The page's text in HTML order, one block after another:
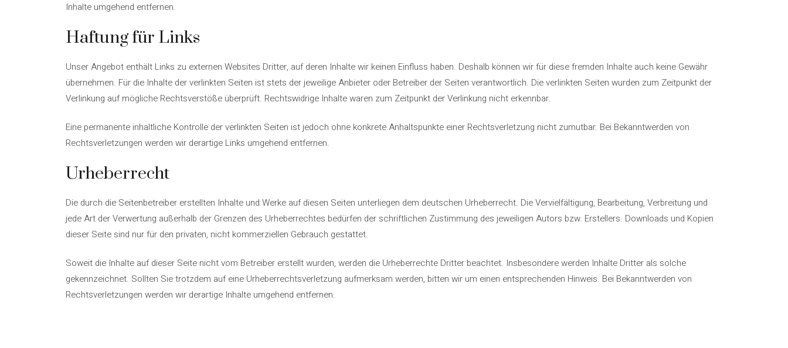
Inhalte umgehend entfernen.
Haftung für Links
Unser Angebot enthält Links zu externen Websites Dritter, auf deren Inhalte wir keinen Einfluss haben. Deshalb können wir für diese fremden Inhalte auch keine Gewähr
übernehmen. Für die Inhalte der verlinkten Seiten ist stets der jeweilige Anbieter oder Betreiber der Seiten verantwortlich. Die verlinkten Seiten wurden zum Zeitpunkt der
Verlinkung auf mögliche Rechtsverstöße überprüft. Rechtswidrige Inhalte waren zum Zeitpunkt der Verlinkung nicht erkennbar.
Eine permanente inhaltliche Kontrolle der verlinkten Seiten ist jedoch ohne konkrete Anhaltspunkte einer Rechtsverletzung nicht zumutbar. Bei Bekanntwerden von
Rechtsverletzungen werden wir derartige Links umgehend entfernen.
Urheberrecht
Die durch die Seitenbetreiber erstellten Inhalte und Werke auf diesen Seiten unterliegen dem deutschen Urheberrecht. Die Vervielfältigung, Bearbeitung, Verbreitung und
jede Art der Verwertung außerhalb der Grenzen des Urheberrechtes bedürfen der schriftlichen Zustimmung des jeweiligen Autors bzw. Erstellers. Downloads und Kopien
dieser Seite sind nur für den privaten, nicht kommerziellen Gebrauch gestattet.
Soweit die Inhalte auf dieser Seite nicht vom Betreiber erstellt wurden, werden die Urheberrechte Dritter beachtet. Insbesondere werden Inhalte Dritter als solche
gekennzeichnet. Sollten Sie trotzdem auf eine Urheberrechtsverletzung aufmerksam werden, bitten wir um einen entsprechenden Hinweis. Bei Bekanntwerden von
Rechtsverletzungen werden wir derartige Inhalte umgehend entfernen.